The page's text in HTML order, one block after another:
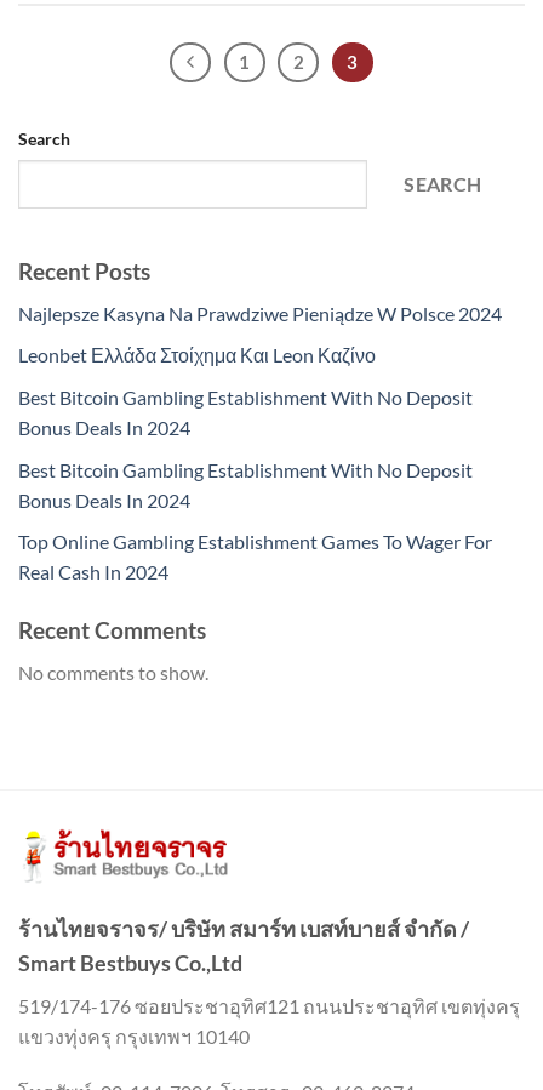
1 2 3
Search
SEARCH
Recent Posts
Najlepsze Kasyna Na Prawdziwe Pieniądze W Polsce 2024
Leonbet Ελλάδα Στοίχημα Και Leon Καζίνο
Best Bitcoin Gambling Establishment With No Deposit
Bonus Deals In 2024
Best Bitcoin Gambling Establishment With No Deposit
Bonus Deals In 2024
Top Online Gambling Establishment Games To Wager For
Real Cash In 2024
Recent Comments
No comments to show.
ร้านไทยจราจร/ บริษัท สมาร์ท เบสท์บายส์ จำกัด /
Smart Bestbuys Co.,Ltd
519/174-176 ซอยประชาอุทิศ121 ถนนประชาอุทิศ เขตทุ่งครุ
แขวงทุ่งครุ กรุงเทพฯ 10140